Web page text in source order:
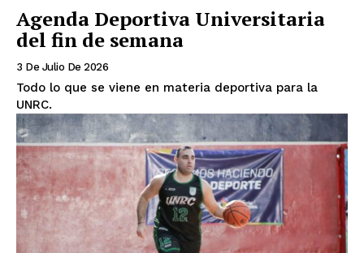
Agenda Deportiva Universitaria
del fin de semana
3 De Julio De 2026
Todo lo que se viene en materia deportiva para la
UNRC.